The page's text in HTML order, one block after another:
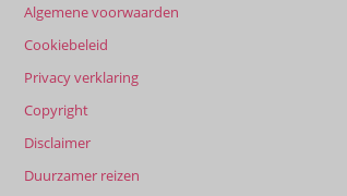
Algemene voorwaarden
Cookiebeleid
Privacy verklaring
Copyright
Disclaimer
Duurzamer reizen